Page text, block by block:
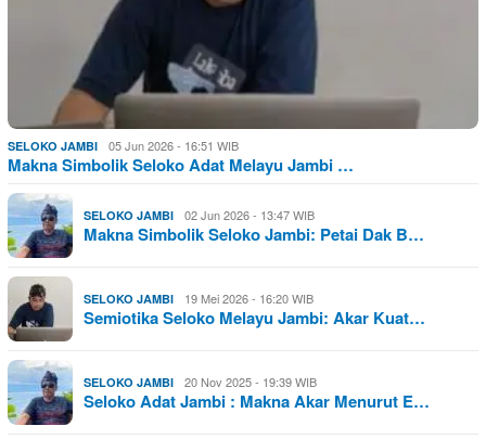
SELOKO JAMBI 05 Jun 2026 - 16:51 WIB
Makna Simbolik Seloko Adat Melayu Jambi …
SELOKO JAMBI 02 Jun 2026 - 13:47 WIB
Makna Simbolik Seloko Jambi: Petai Dak B…
SELOKO JAMBI 19 Mei 2026 - 16:20 WIB
Semiotika Seloko Melayu Jambi: Akar Kuat…
SELOKO JAMBI 20 Nov 2025 - 19:39 WIB
Seloko Adat Jambi : Makna Akar Menurut E…